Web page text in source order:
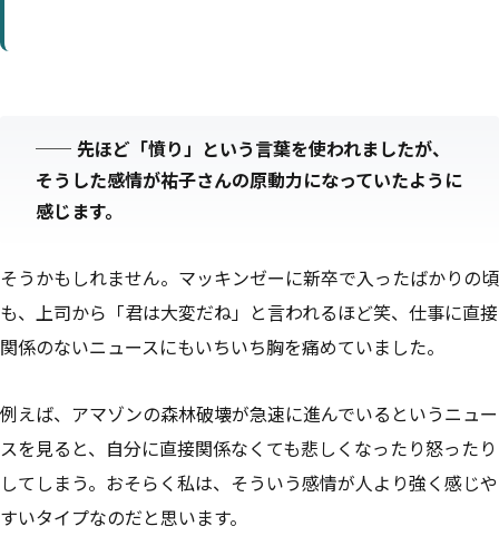
── 先ほど「憤り」という言葉を使われましたが、
そうした感情が祐子さんの原動力になっていたように
感じます。
そうかもしれません。マッキンゼーに新卒で入ったばかりの頃
も、上司から「君は大変だね」と言われるほど笑、仕事に直接
関係のないニュースにもいちいち胸を痛めていました。
例えば、アマゾンの森林破壊が急速に進んでいるというニュー
スを見ると、自分に直接関係なくても悲しくなったり怒ったり
してしまう。おそらく私は、そういう感情が人より強く感じや
すいタイプなのだと思います。